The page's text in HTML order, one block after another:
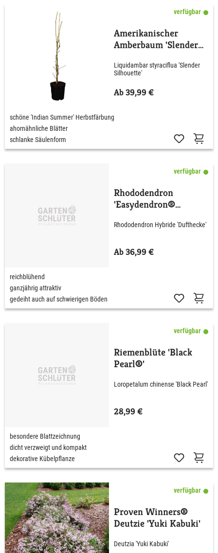
verfügbar
Amerikanischer
Amberbaum 'Slender
Liquidambar styraciflua 'Slender
Silhouette'
Ab 39,99 €
schöne 'Indian Summer' Herbstfärbung
ahornähnliche Blätter
schlanke Säulenform
verfügbar
Rhododendron
'Easydendron®
50 cm
Rhododendron Hybride 'Dufthecke'
Ab 36,99 €
reichblühend
ganzjährig attraktiv
gedeiht auch auf schwierigen Böden
verfügbar
Riemenblüte 'Black
Pearl®'
Loropetalum chinense 'Black Pearl'
28,99 €
besondere Blattzeichnung
dicht verzweigt und kompakt
dekorative Kübelpflanze
verfügbar
Proven Winners®
Deutzie 'Yuki Kabuki'
Deutzia 'Yuki Kabuki'